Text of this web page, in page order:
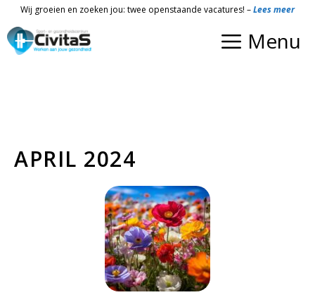
de
inhoud
Wij groeien en zoeken jou: twee openstaande vacatures! –Lees meer
Menu
APRIL 2024